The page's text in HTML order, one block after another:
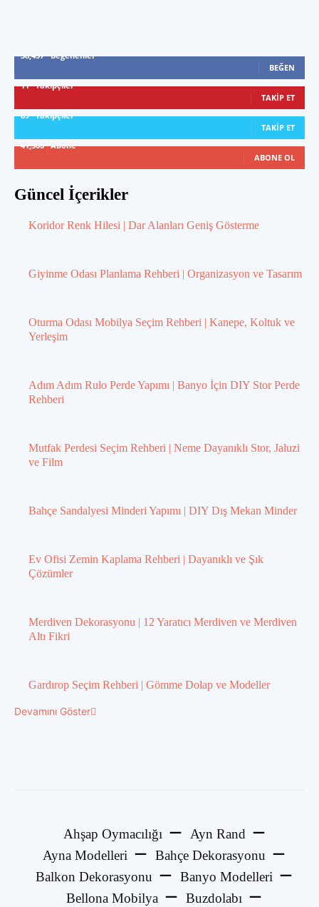
38,437 Beğenenler
BEĞEN
11 Takipçiler
TAKIP ET
89 Takipçiler
TAKIP ET
41,300 Abone
ABONE OL
Güncel İçerikler
Koridor Renk Hilesi | Dar Alanları Geniş Gösterme
Giyinme Odası Planlama Rehberi | Organizasyon ve Tasarım
Oturma Odası Mobilya Seçim Rehberi | Kanepe, Koltuk ve
Yerleşim
Adım Adım Rulo Perde Yapımı | Banyo İçin DIY Stor Perde
Rehberi
Mutfak Perdesi Seçim Rehberi | Neme Dayanıklı Stor, Jaluzi
ve Film
Bahçe Sandalyesi Minderi Yapımı | DIY Dış Mekan Minder
Ev Ofisi Zemin Kaplama Rehberi | Dayanıklı ve Şık
Çözümler
Merdiven Dekorasyonu | 12 Yaratıcı Merdiven ve Merdiven
Altı Fikri
Gardırop Seçim Rehberi | Gömme Dolap ve Modeller
Devamını Göster
Ahşap Oymacılığı
Ayn Rand
Ayna Modelleri
Bahçe Dekorasyonu
Balkon Dekorasyonu
Banyo Modelleri
Bellona Mobilya
Buzdolabı